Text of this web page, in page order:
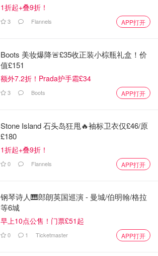
1折起+叠9折！
3 Flannels APP打开
Boots 美妆爆降🚨£35收正装小棕瓶礼盒！价
值£151
额外7.2折！Prada护手霜£34
3 Boots APP打开
Stone Island 石头岛狂甩🔥袖标卫衣仅£46/原
£180
1折起+叠9折！
0 Flannels APP打开
钢琴诗人🎹郎朗英国巡演 - 曼城/伯明翰/格拉
等6城
早上10点公售！门票£51起
0 1 Ticketmaster APP打开